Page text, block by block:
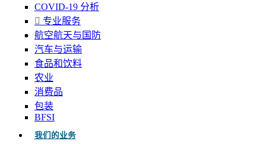
COVID-19 分析
专业服务
航空航天与国防
汽车与运输
食品和饮料
农业
消费品
包装
BFSI
我们的业务